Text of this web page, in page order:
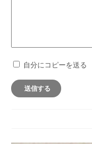
自分にコピーを送る
送信する